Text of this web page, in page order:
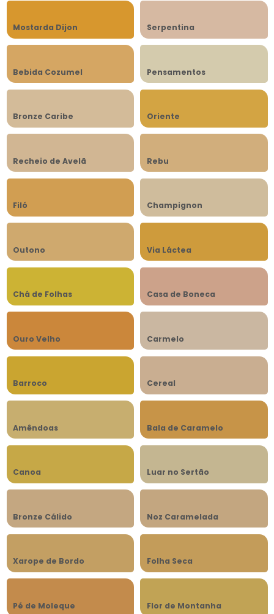
Mostarda Dijon Serpentina
Bebida Cozumel Pensamentos
Bronze Caribe Oriente
Recheio de Avelã Rebu
Filó Champignon
Outono Via Láctea
Chá de Folhas Casa de Boneca
Ouro Velho Carmelo
Barroco Cereal
Amêndoas Bala de Caramelo
Canoa Luar no Sertão
Bronze Cálido Noz Caramelada
Xarope de Bordo Folha Seca
Pé de Moleque Flor de Montanha